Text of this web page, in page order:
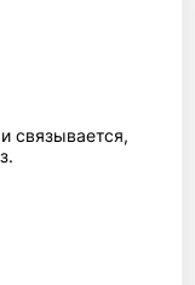
связывается,